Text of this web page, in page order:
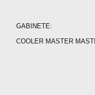
GABINETE:
COOLER MASTER